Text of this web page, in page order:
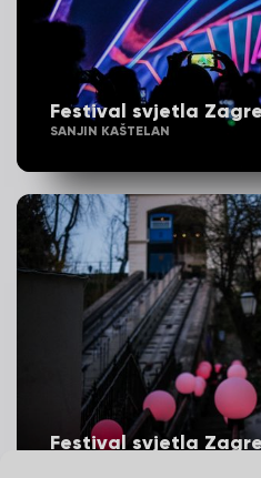
Festival svjetla
SANJIN KAŠTELAN
Festival svjetla